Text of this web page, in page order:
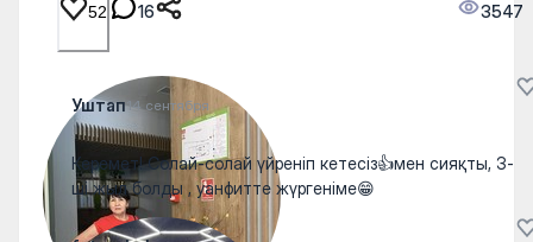
52 16 3547
Уштап14 сентября
Керемет! Солай-солай үйреніп кетесіз👍мен сияқты, 3-
ші жыл болды , уанфитте жүргеніме😁